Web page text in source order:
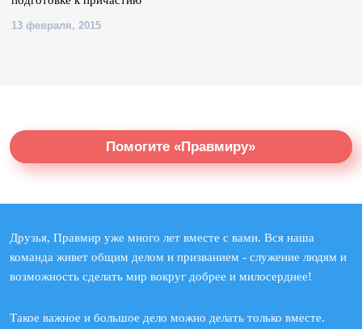
13 февраля, 2015
Помогите «Правмиру»
Друзья, Правмир уже много лет вместе с вами. Вся наша
команда живет общим делом и призванием - служение людям и
возможность сделать мир вокруг добрее и милосерднее!
Такое важное и большое дело можно делать только вместе.